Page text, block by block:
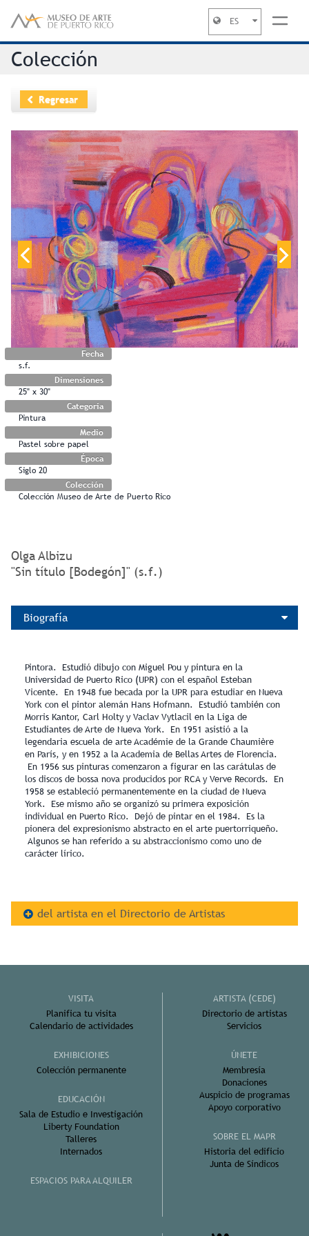
ES
Colección
Regresar
Fecha
s.f.
Dimensiones
25" x 30"
Categoría
Pintura
Medio
Pastel sobre papel
Época
Siglo 20
Colección
Colección Museo de Arte de Puerto Rico
Olga Albizu
"Sin título [Bodegón]" (s.f.)
Biografía
Pintora. Estudió dibujo con Miguel Pou y pintura en la
Universidad de Puerto Rico (UPR) con el español Esteban
Vicente. En 1948 fue becada por la UPR para estudiar en Nueva
York con el pintor alemán Hans Hofmann. Estudió también con
Morris Kantor, Carl Holty y Vaclav Vytlacil en la Liga de
Estudiantes de Arte de Nueva York. En 1951 asistió a la
legendaria escuela de arte Académie de la Grande Chaumière
en París, y en 1952 a la Academia de Bellas Artes de Florencia.
En 1956 sus pinturas comenzaron a figurar en las carátulas de
los discos de bossa nova producidos por RCA y Verve Records. En
1958 se estableció permanentemente en la ciudad de Nueva
York. Ese mismo año se organizó su primera exposición
individual en Puerto Rico. Dejó de pintar en el 1984. Es la
pionera del expresionismo abstracto en el arte puertorriqueño.
Algunos se han referido a su abstraccionismo como uno de
carácter lírico.
del artista en el Directorio de Artistas
VISITA
Planifica tu visita
Calendario de actividades
EXHIBICIONES
Colección permanente
EDUCACIÓN
Sala de Estudio e Investigación
Liberty Foundation
Talleres
Internados
ESPACIOS PARA ALQUILER
ARTISTA (CEDE)
Directorio de artistas
Servicios
ÚNETE
Membresía
Donaciones
Auspicio de programas
Apoyo corporativo
SOBRE EL MAPR
Historia del edificio
Junta de Síndicos